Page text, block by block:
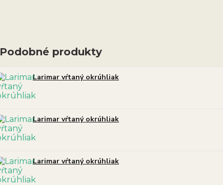
Podobné produkty
Larimar vŕtaný okrúhliak
Larimar vŕtaný okrúhliak
Larimar vŕtaný okrúhliak